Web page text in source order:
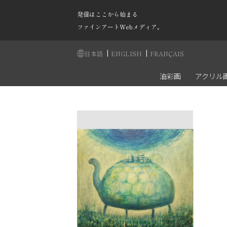
発信はここから始まる
ファインアートWebメディア。
日本語 | ENGLISH | FRANÇAIS
油彩画 アクリル